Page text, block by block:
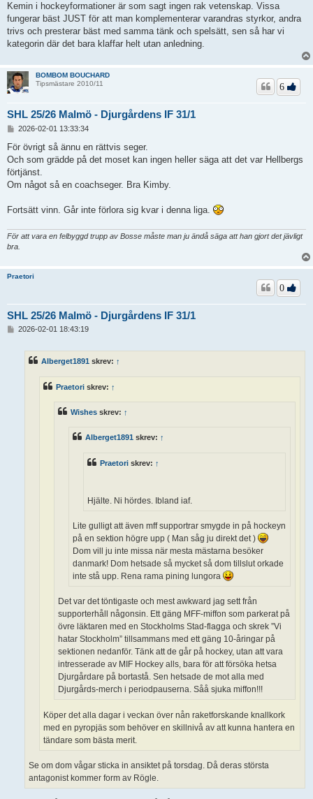
Kemin i hockeyformationer är som sagt ingen rak vetenskap. Vissa
fungerar bäst JUST för att man komplementerar varandras styrkor, andra
trivs och presterar bäst med samma tänk och spelsätt, sen så har vi
kategorin där det bara klaffar helt utan anledning.
BOMBOM BOUCHARD
Tipsmästare 2010/11
SHL 25/26 Malmö - Djurgårdens IF 31/1
6
l
g
g
2026-02-01 13:33:34
För övrigt så ännu en rättvis seger.
Och som grädde på det moset kan ingen heller säga att det var Hellbergs
förtjänst.
Om något så en coachseger. Bra Kimby.
Fortsätt vinn. Går inte förlora sig kvar i denna liga.
För att vara en felbyggd trupp av Bosse måste man ju ändå säga att han gjort det jävligt
bra.
Praetori
SHL 25/26 Malmö - Djurgårdens IF 31/1
0
2026-02-01 18:43:19
Alberget1891 skrev: ↑
Praetori skrev: ↑
Wishes skrev: ↑
Alberget1891 skrev: ↑
Praetori skrev: ↑
Hjälte. Ni hördes. Ibland iaf.
Lite gulligt att även mff supportrar smygde in på hockeyn
på en sektion högre upp ( Man såg ju direkt det )
Dom vill ju inte missa när mesta mästarna besöker
danmark! Dom hetsade så mycket så dom tillslut orkade
inte stå upp. Rena rama pining lungora
Det var det töntigaste och mest awkward jag sett från
supporterhåll någonsin. Ett gäng MFF-miffon som parkerat på
övre läktaren med en Stockholms Stad-flagga och skrek ”Vi
hatar Stockholm” tillsammans med ett gäng 10-åringar på
sektionen nedanför. Tänk att de går på hockey, utan att vara
intresserade av MIF Hockey alls, bara för att försöka hetsa
Djurgårdare på bortastå. Sen hetsade de mot alla med
Djurgårds-merch i periodpauserna. Såå sjuka miffon!!!
Köper det alla dagar i veckan över nån raketforskande knallkork
med en pyropjäs som behöver en skillnivå av att kunna hantera en
tändare som bästa merit.
Se om dom vågar sticka in ansiktet på torsdag. Då deras största
antagonist kommer form av Rögle.